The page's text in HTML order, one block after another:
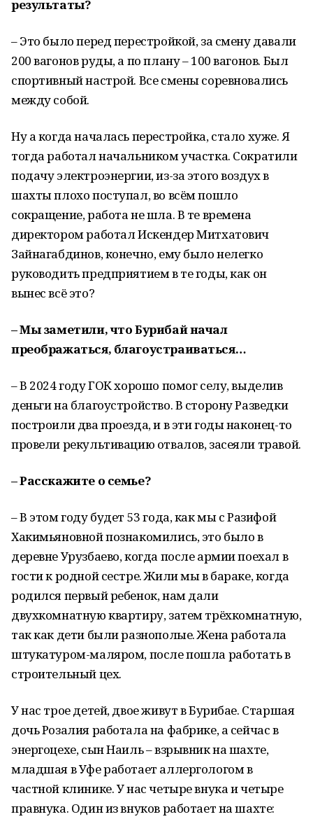
результаты?
– Это было перед перестройкой, за смену давали
200 вагонов руды, а по плану – 100 вагонов. Был
спортивный настрой. Все смены соревновались
между собой.
Ну а когда началась перестройка, стало хуже. Я
тогда работал начальником участка. Сократили
подачу электроэнергии, из-за этого воздух в
шахты плохо поступал, во всём пошло
сокращение, работа не шла. В те времена
директором работал Искендер Митхатович
Зайнагабдинов, конечно, ему было нелегко
руководить предприятием в те годы, как он
вынес всё это?
– Мы заметили, что Бурибай начал
преображаться, благоустраиваться…
– В 2024 году ГОК хорошо помог селу, выделив
деньги на благоустройство. В сторону Разведки
построили два проезда, и в эти годы наконец-то
провели рекультивацию отвалов, засеяли травой.
– Расскажите о семье?
– В этом году будет 53 года, как мы с Разифой
Хакимьяновной познакомились, это было в
деревне Урузбаево, когда после армии поехал в
гости к родной сестре. Жили мы в бараке, когда
родился первый ребенок, нам дали
двухкомнатную квартиру, затем трёхкомнатную,
так как дети были разнополые. Жена работала
штукатуром-маляром, после пошла работать в
строительный цех.
У нас трое детей, двое живут в Бурибае. Старшая
дочь Розалия работала на фабрике, а сейчас в
энергоцехе, сын Наиль – взрывник на шахте,
младшая в Уфе работает аллергологом в
частной клинике. У нас четыре внука и четыре
правнука. Один из внуков работает на шахте: